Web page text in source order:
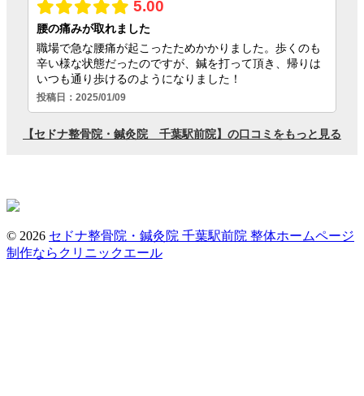
© 2026 セドナ整骨院・鍼灸院 千葉駅前院 整体ホームページ
制作ならクリニックエール